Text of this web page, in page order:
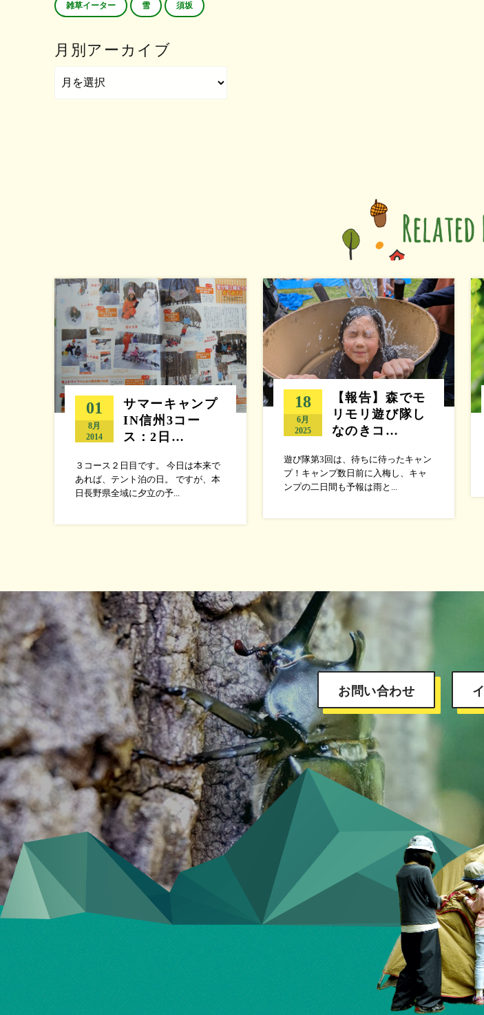
雑草イーター 雪 須坂
月別アーカイブ
01
8月
2014
サマーキャンプ
IN信州3コー
ス：2日…
３コース２日目です。 今日は本来で
あれば、テント泊の日。 ですが、本
日長野県全域に夕立の予...
18
6月
2025
【報告】森でモ
リモリ遊び隊し
なのきコ…
遊び隊第3回は、待ちに待ったキャン
プ！キャンプ数日前に入梅し、キャ
ンプの二日間も予報は雨と...
お問い合わせ